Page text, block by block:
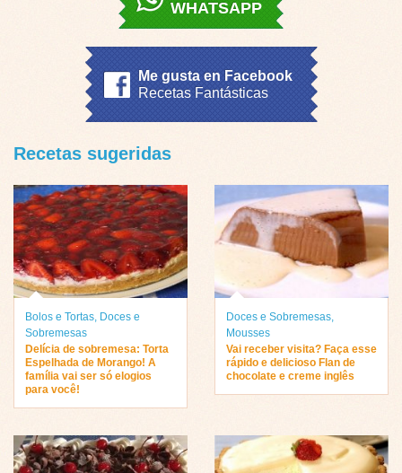
WHATSAPP
Me gusta en Facebook
Recetas Fantásticas
Recetas sugeridas
Bolos e Tortas, Doces e
Sobremesas
Delícia de sobremesa: Torta
Espelhada de Morango! A
família vai ser só elogios
para você!
Doces e Sobremesas,
Mousses
Vai receber visita? Faça esse
rápido e delicioso Flan de
chocolate e creme inglês